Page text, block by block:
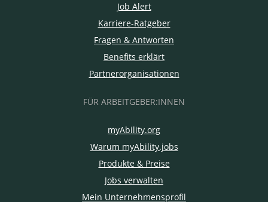
Job Alert
Karriere-Ratgeber
Fragen & Antworten
Benefits erklärt
Partnerorganisationen
FÜR ARBEITGEBER:INNEN
myAbility.org
Warum myAbility.jobs
Produkte & Preise
Jobs verwalten
Mein Unternehmensprofil